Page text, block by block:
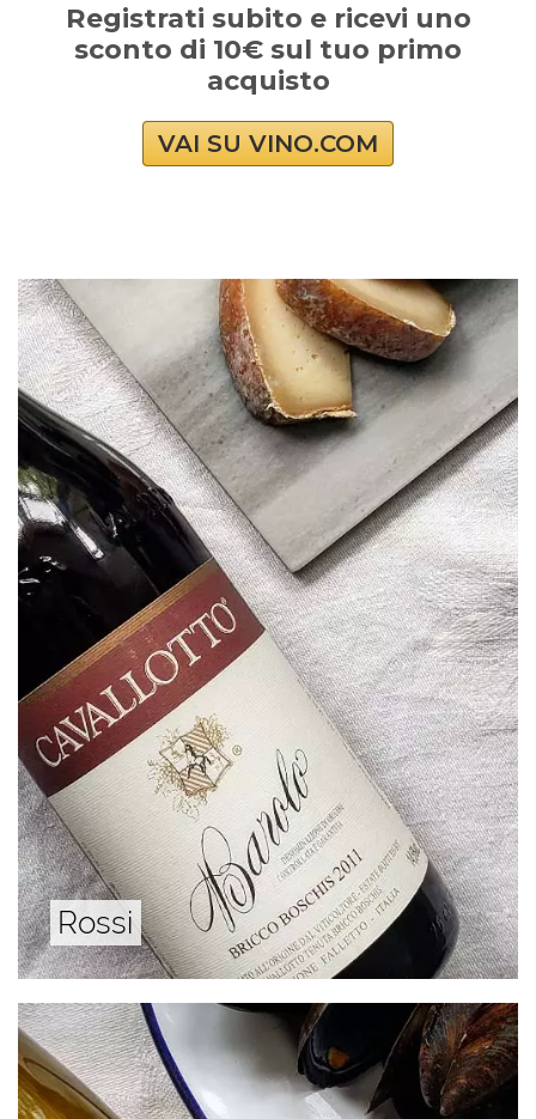
Registrati subito e ricevi uno
sconto di 10€ sul tuo primo
acquisto
VAI SU VINO.COM
Rossi